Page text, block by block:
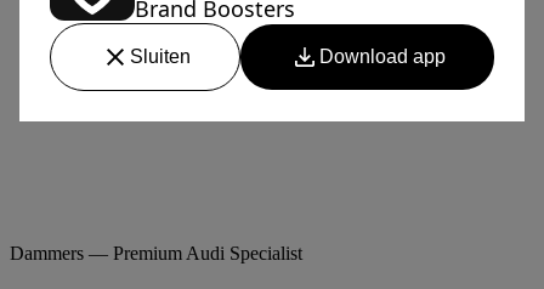
Dammers — Premium Audi Specialist